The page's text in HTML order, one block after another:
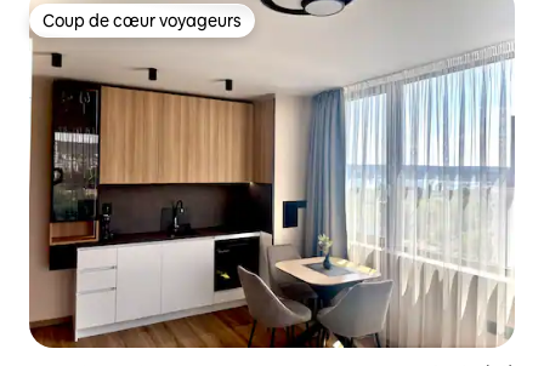
Coup de cœur voyageurs
Coup de cœur voyageurs